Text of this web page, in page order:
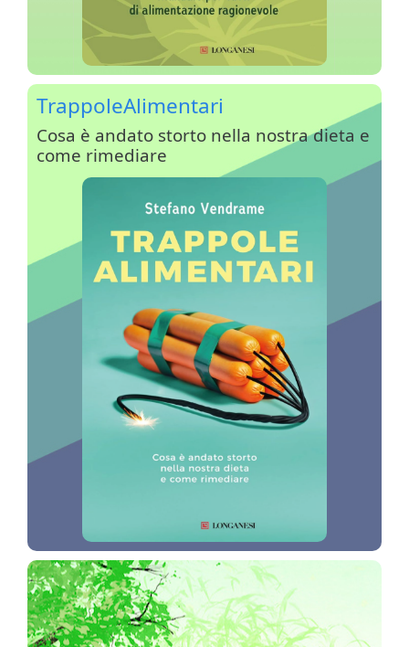
TrappoleAlimentari
Cosa è andato storto nella nostra dieta e
come rimediare